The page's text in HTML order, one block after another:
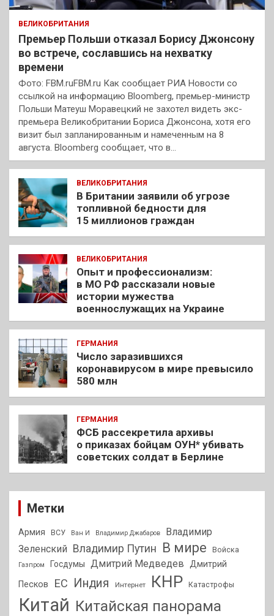
ВЕЛИКОБРИТАНИЯ
Премьер Польши отказал Борису Джонсону
во встрече, сославшись на нехватку
времени
Фото: FBM.ruFBM.ru Как сообщает РИА Новости со
ссылкой на информацию Bloomberg, премьер-министр
Польши Матеуш Моравецкий не захотел видеть экс-
премьера Великобритании Бориса Джонсона, хотя его
визит был запланированным и намеченным на 8
августа. Bloomberg сообщает, что в…
ВЕЛИКОБРИТАНИЯ
В Британии заявили об угрозе
топливной бедности для
15 миллионов граждан
ВЕЛИКОБРИТАНИЯ
Опыт и профессионализм:
в МО РФ рассказали новые
истории мужества
военнослужащих на Украине
ГЕРМАНИЯ
Число заразившихся
коронавирусом в мире превысило
580 млн
ГЕРМАНИЯ
ФСБ рассекретила архивы
о приказах бойцам ОУН* убивать
советских солдат в Берлине
Метки
Армия ВСУ Ван И Владимир Джабаров
Владимир
Зеленский Владимир Путин В мире Войска
Газпром Госдумы Дмитрий Медведев Дмитрий
Песков
ЕС Индия Интернет КНР Катастрофы
Китай Китайская панорама